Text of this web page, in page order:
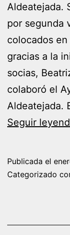
Aldeatejada.
por segunda
colocados
gracias a la
socias,
colaboró el
Aldeatejada.
Seguir
Publicada el
Categorizado